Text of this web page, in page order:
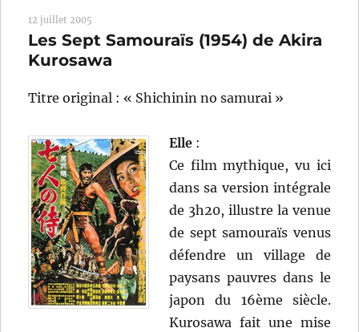
12 juillet 2005
Les Sept Samouraïs (1954) de Akira
Kurosawa
Titre original : « Shichinin no samurai »
Elle :
Ce film mythique, vu ici
dans sa version intégrale
de 3h20, illustre la venue
de sept samouraïs venus
défendre un village de
paysans pauvres dans le
japon du 16ème siècle.
Kurosawa fait une mise